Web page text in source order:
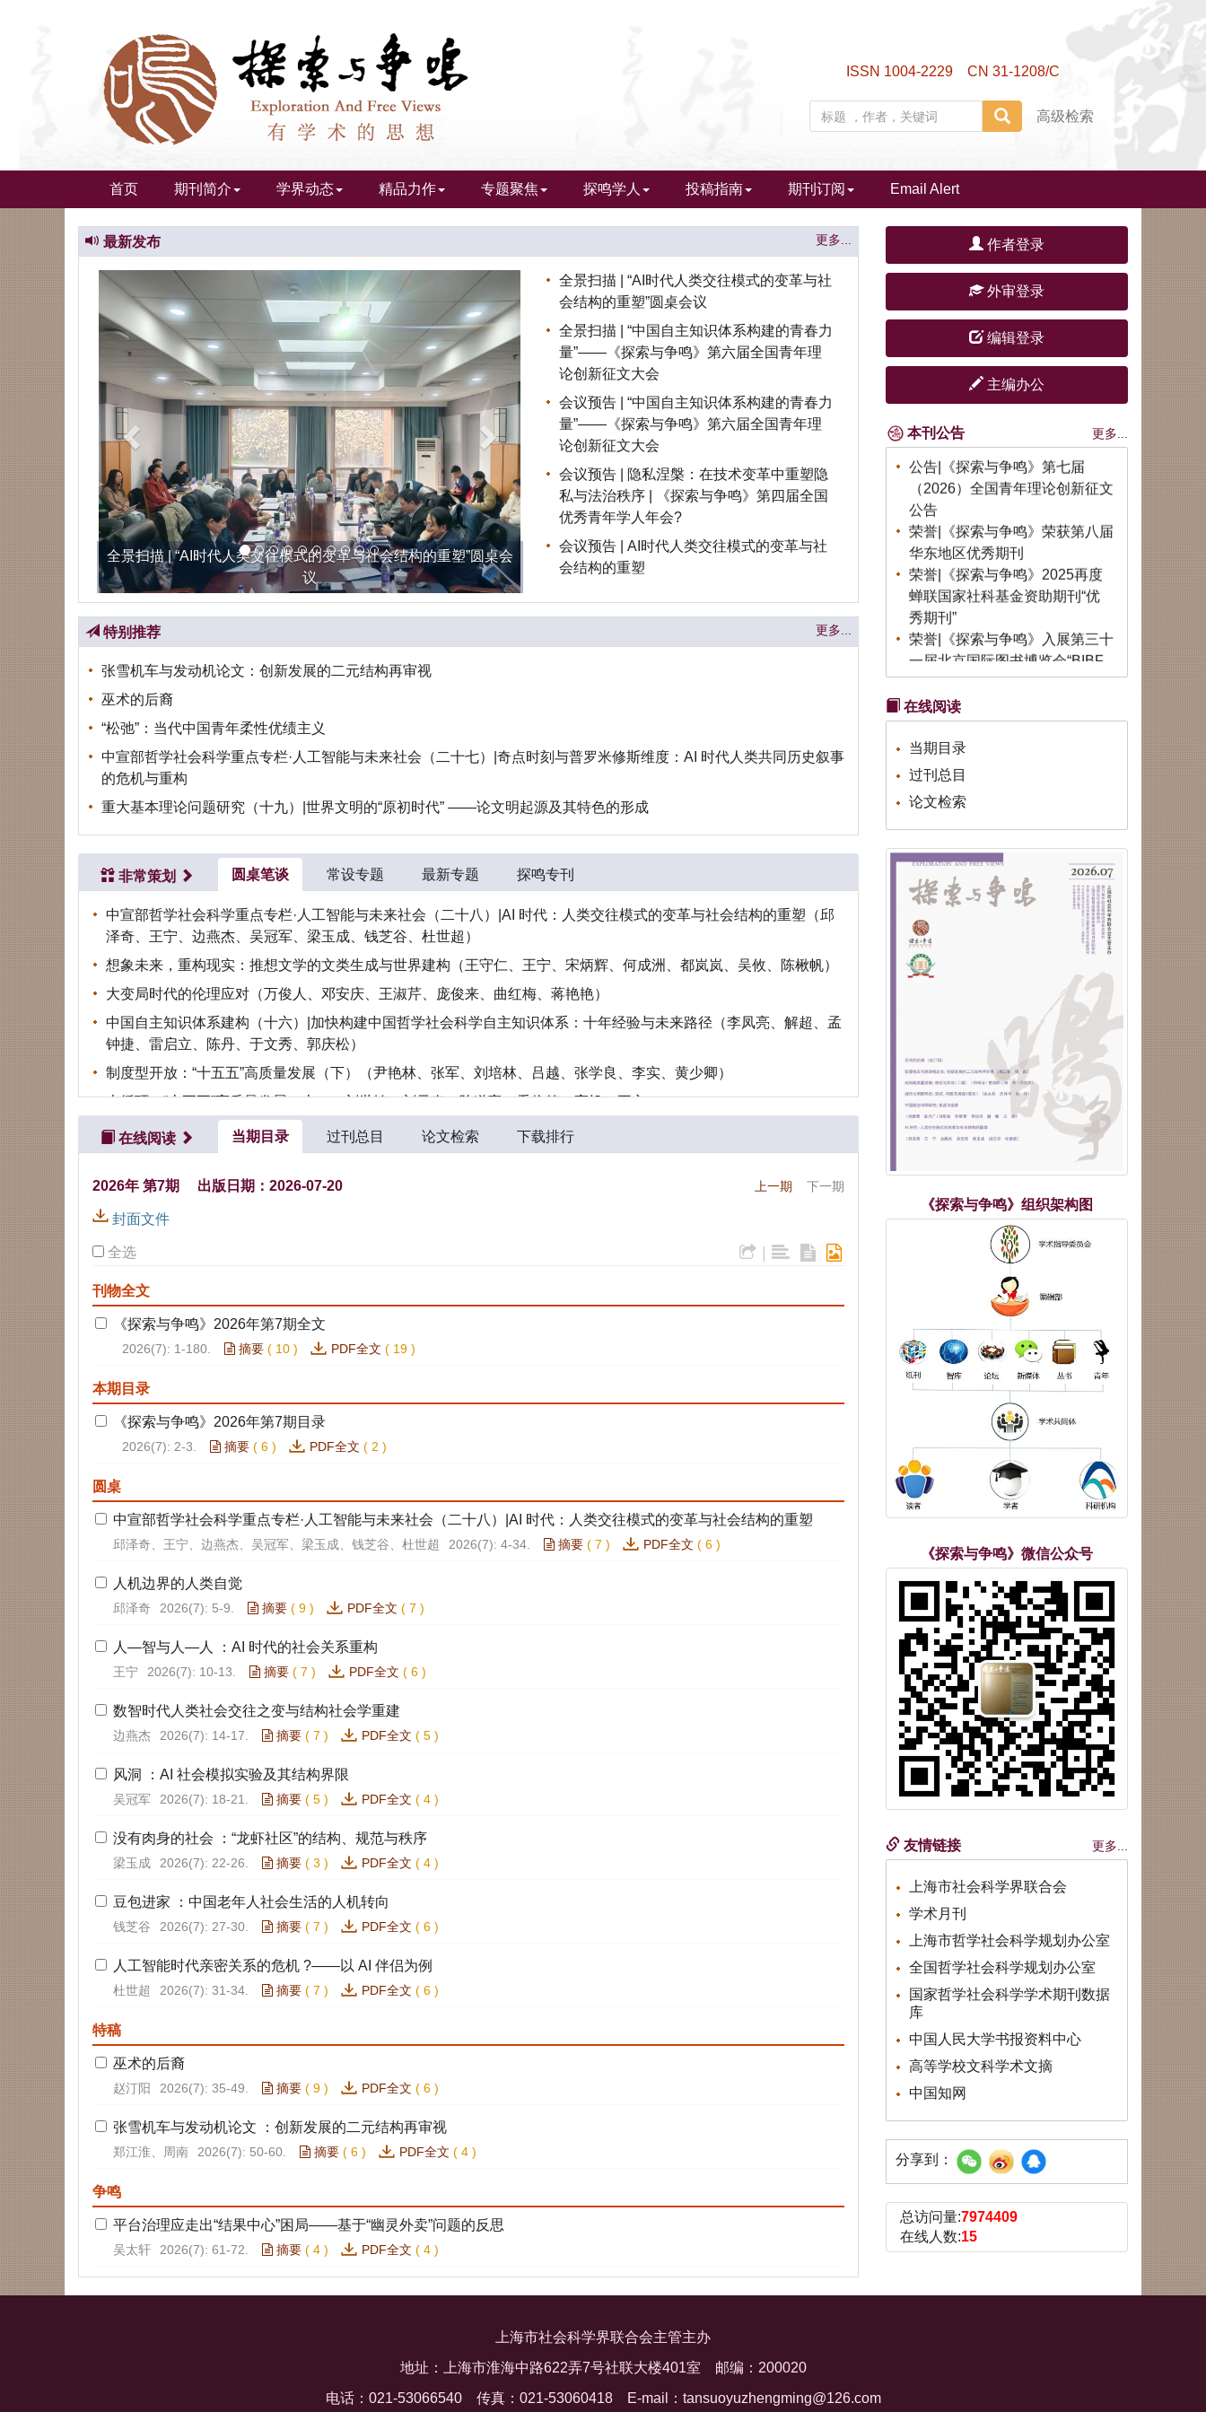
ISSN 1004-2229 CN 31-1208/C
高级检索
首页 期刊简介 学界动态 精品力作 专题聚焦 探鸣学人 投稿指南 期刊订阅 Email Alert
最新发布 更多...
全景扫描 | “AI时代人类交往模式的变革与社会结构的重塑”圆桌会
议
Previous
全景扫描 | “AI时代人类交往模式的变革与社
会结构的重塑”圆桌会议
全景扫描 | “中国自主知识体系构建的青春力
量”——《探索与争鸣》第六届全国青年理
论创新征文大会
会议预告 | “中国自主知识体系构建的青春力
量”——《探索与争鸣》第六届全国青年理
论创新征文大会
会议预告 | 隐私涅槃：在技术变革中重塑隐
私与法治秩序 | 《探索与争鸣》第四届全国
优秀青年学人年会?
会议预告 | AI时代人类交往模式的变革与社
会结构的重塑
特别推荐 更多...
张雪机车与发动机论文：创新发展的二元结构再审视
巫术的后裔
“松弛”：当代中国青年柔性优绩主义
中宣部哲学社会科学重点专栏·人工智能与未来社会（二十七）|奇点时刻与普罗米修斯维度：AI 时代人类共同历史叙事
的危机与重构
重大基本理论问题研究（十九）|世界文明的“原初时代” ——论文明起源及其特色的形成
非常策划 圆桌笔谈 常设专题 最新专题 探鸣专刊
中宣部哲学社会科学重点专栏·人工智能与未来社会（二十八）|AI 时代：人类交往模式的变革与社会结构的重塑（邱
泽奇、王宁、边燕杰、吴冠军、梁玉成、钱芝谷、杜世超）
想象未来，重构现实：推想文学的文类生成与世界建构（王守仁、王宁、宋炳辉、何成洲、都岚岚、吴攸、陈楸帆）
大变局时代的伦理应对（万俊人、邓安庆、王淑芹、庞俊来、曲红梅、蒋艳艳）
中国自主知识体系建构（十六）|加快构建中国哲学社会科学自主知识体系：十年经验与未来路径（李凤亮、解超、孟
钟捷、雷启立、陈丹、于文秀、郭庆松）
制度型开放：“十五五”高质量发展（下）（尹艳林、张军、刘培林、吕越、张学良、李实、黄少卿）
大循环：“十五五”高质量发展（上）（刘世锦、刘元春、陈道富、乔依德、高帆、王宁）
在线阅读 当期目录 过刊总目 论文检索 下载排行
2026年 第7期 出版日期：2026-07-20 上一期 下一期
封面文件
全选
刊物全文
《探索与争鸣》2026年第7期全文
2026(7): 1-180. 摘要 ( 10 ) PDF全文 ( 19 )
本期目录
《探索与争鸣》2026年第7期目录
2026(7): 2-3. 摘要 ( 6 ) PDF全文 ( 2 )
圆桌
中宣部哲学社会科学重点专栏·人工智能与未来社会（二十八）|AI 时代：人类交往模式的变革与社会结构的重塑
邱泽奇、王宁、边燕杰、吴冠军、梁玉成、钱芝谷、杜世超 2026(7): 4-34. 摘要 ( 7 ) PDF全文 ( 6 )
人机边界的人类自觉
邱泽奇 2026(7): 5-9. 摘要 ( 9 ) PDF全文 ( 7 )
人—智与人—人 ：AI 时代的社会关系重构
王宁 2026(7): 10-13. 摘要 ( 7 ) PDF全文 ( 6 )
数智时代人类社会交往之变与结构社会学重建
边燕杰 2026(7): 14-17. 摘要 ( 7 ) PDF全文 ( 5 )
风洞 ：AI 社会模拟实验及其结构界限
吴冠军 2026(7): 18-21. 摘要 ( 5 ) PDF全文 ( 4 )
没有肉身的社会 ：“龙虾社区”的结构、规范与秩序
梁玉成 2026(7): 22-26. 摘要 ( 3 ) PDF全文 ( 4 )
豆包进家 ：中国老年人社会生活的人机转向
钱芝谷 2026(7): 27-30. 摘要 ( 7 ) PDF全文 ( 6 )
人工智能时代亲密关系的危机 ?——以 AI 伴侣为例
杜世超 2026(7): 31-34. 摘要 ( 7 ) PDF全文 ( 6 )
特稿
巫术的后裔
赵汀阳 2026(7): 35-49. 摘要 ( 9 ) PDF全文 ( 6 )
张雪机车与发动机论文 ：创新发展的二元结构再审视
郑江淮、周南 2026(7): 50-60. 摘要 ( 6 ) PDF全文 ( 4 )
争鸣
平台治理应走出“结果中心”困局——基于“幽灵外卖”问题的反思
吴太轩 2026(7): 61-72. 摘要 ( 4 ) PDF全文 ( 4 )
PDF全文(4 )
作者登录
外审登录
编辑登录
主编办公
本刊公告 更多...
喜报|《探索与争鸣》“人工智能
与未来社会”栏目入选中宣部哲
学社会科学期刊重点专栏建设名
中国出版政府奖期刊奖
辑
公告|《探索与争鸣》第七届
（2026）全国青年理论创新征文
公告
荣誉|《探索与争鸣》荣获第八届
华东地区优秀期刊
荣誉|《探索与争鸣》2025再度
蝉联国家社科基金资助期刊“优
秀期刊”
荣誉|《探索与争鸣》入展第三十
一届北京国际图书博览会“BIBF
2025中国精品期刊展”
学社会科学文献中心2024年度综
合性人文社会科学最受欢迎期刊
荣誉| 重磅发布！学术实力榜单
出炉！《复印报刊资料转载指数
研究报告（2024年度）》
动模范和先进工作者拟表彰对象
的公示！
在线阅读
当期目录
过刊总目
论文检索
《探索与争鸣》组织架构图
《探索与争鸣》微信公众号
友情链接 更多...
上海市社会科学界联合会
学术月刊
上海市哲学社会科学规划办公室
全国哲学社会科学规划办公室
国家哲学社会科学学术期刊数据
库
中国人民大学书报资料中心
高等学校文科学术文摘
中国知网
分享到：
总访问量:7974409
在线人数:15
上海市社会科学界联合会主管主办
地址：上海市淮海中路622弄7号社联大楼401室 邮编：200020
电话：021-53066540 传真：021-53060418 E-mail：tansuoyuzhengming@126.com